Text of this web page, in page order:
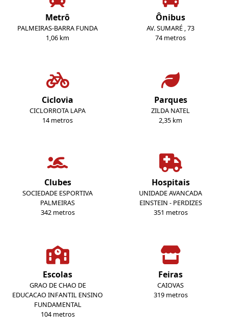
Metrô
PALMEIRAS-BARRA FUNDA
1,06 km
Ônibus
AV. SUMARÉ , 73
74 metros
Ciclovia
CICLORROTA LAPA
14 metros
Parques
ZILDA NATEL
2,35 km
Clubes
SOCIEDADE ESPORTIVA
PALMEIRAS
342 metros
Hospitais
UNIDADE AVANCADA
EINSTEIN - PERDIZES
351 metros
Escolas
GRAO DE CHAO DE
EDUCACAO INFANTIL ENSINO
FUNDAMENTAL
104 metros
Feiras
CAIOVAS
319 metros